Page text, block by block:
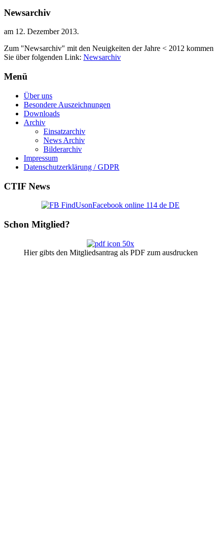
Newsarchiv
am 12. Dezember 2013.
Zum "Newsarchiv" mit den Neuigkeiten der Jahre < 2012 kommen
Sie über folgenden Link: Newsarchiv
Menü
Über uns
Besondere Auszeichnungen
Downloads
Archiv
Einsatzarchiv
News Archiv
Bilderarchiv
Impressum
Datenschutzerklärung / GDPR
CTIF News
Schon Mitglied?
Hier gibts den Mitgliedsantrag als PDF zum ausdrucken